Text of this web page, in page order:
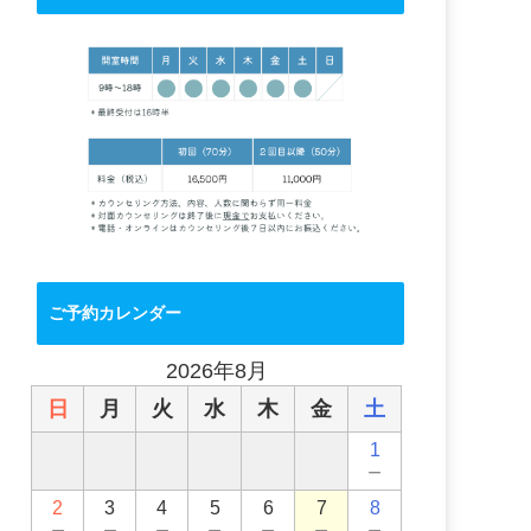
ご予約カレンダー
2026年8月
日
月 火 水 木 金 土
1
－
2 3 4 5 6 7 8